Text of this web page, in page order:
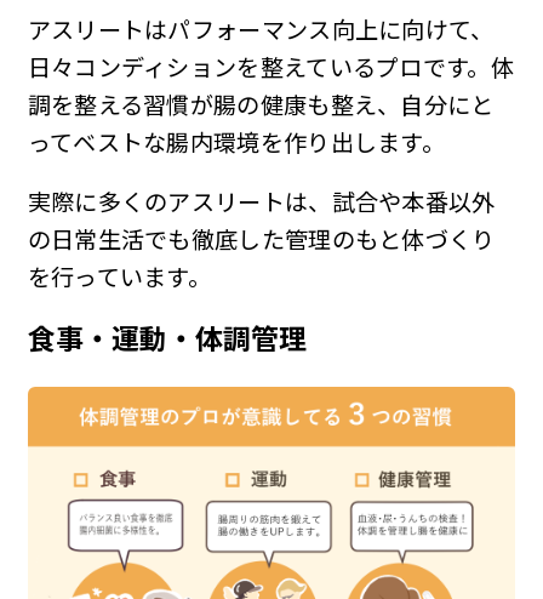
アスリートはパフォーマンス向上に向けて、
日々コンディションを整えているプロです。体
調を整える習慣が腸の健康も整え、自分にと
ってベストな腸内環境を作り出します。
実際に多くのアスリートは、試合や本番以外
の日常生活でも徹底した管理のもと体づくり
を行っています。
食事・運動・体調管理